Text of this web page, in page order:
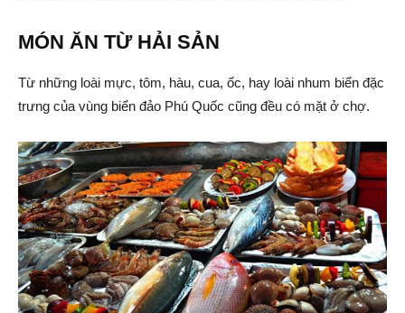
MÓN ĂN TỪ HẢI SẢN
Từ những loài mực, tôm, hàu, cua, ốc, hay loài nhum biển đặc
trưng của vùng biển đảo Phú Quốc cũng đều có mặt ở chợ.